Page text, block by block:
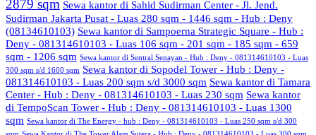
2879 sqm Sewa kantor di Sahid Sudirman Center - Jl. Jend.
Sudirman Jakarta Pusat - Luas 280 sqm - 1446 sqm - Hub : Deny
(08134610103) Sewa kantor di Sampoerna Strategic Square - Hub :
Deny - 081314610103 - Luas 106 sqm - 201 sqm - 185 sqm - 659
sqm - 1206 sqm Sewa kantor di Sentral Senayan - Hub : Deny - 081314610103 - Luas
300 sqm s/d 1600 sqm Sewa kantor di Sopodel Tower - Hub : Deny -
081314610103 - Luas 200 sqm s/d 3000 sqm Sewa kantor di Tamara
Center - Hub : Deny - 081314610103 - Luas 230 sqm Sewa kantor
di TempoScan Tower - Hub : Deny - 081314610103 - Luas 1300
sqm Sewa kantor di The Energy - hub : Deny - 081314610103 - Luas 250 sqm s/d 300